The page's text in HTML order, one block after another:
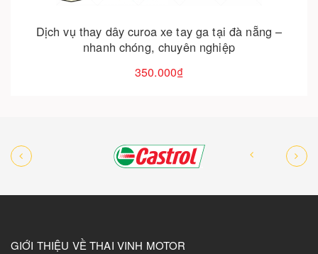
Săm moto xe máy – ruột xe máy chất lượng cao đủ
size 350-17, 400-17, 450-17, 130/90-15, 350-18,
350.000₫
GIỚI THIỆU VỀ THAI VINH MOTOR